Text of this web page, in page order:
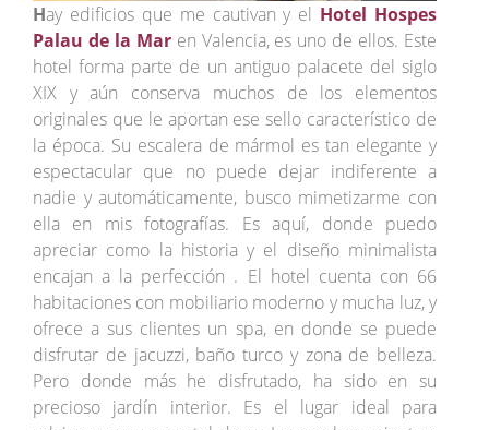
Hay edificios que me cautivan y el Hotel Hospes
Palau de la Maren Valencia, es uno de ellos. Este
hotel forma parte de un antiguo palacete del siglo
XIX y aún conserva muchos de los elementos
originales que le aportan ese sello característico de
la época. Su escalera de mármol es tan elegante y
espectacular que no puede dejar indiferente a
nadie y automáticamente, busco mimetizarme con
ella en mis fotografías. Es aquí, donde puedo
apreciar como la historia y el diseño minimalista
encajan a la perfección . El hotel cuenta con 66
habitaciones con mobiliario moderno y mucha luz, y
ofrece a sus clientes un spa, en donde se puede
disfrutar de jacuzzi, baño turco y zona de belleza.
Pero donde más he disfrutado, ha sido en su
precioso jardín interior. Es el lugar ideal para